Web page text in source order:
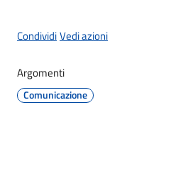
su
CondividiVedi azioni
Argomenti
Comunicazione